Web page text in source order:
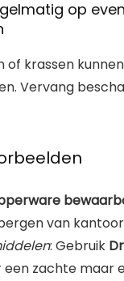
op
of krassen
Vervang
van
: Gebruik
een zachte maar